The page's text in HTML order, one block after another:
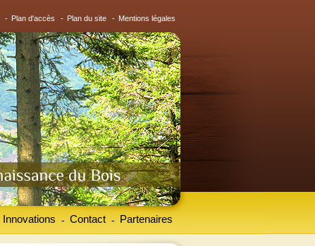
- Plan d'accès - Plan du site - Mentions légales
Innovations Contact
- Partenaires
-